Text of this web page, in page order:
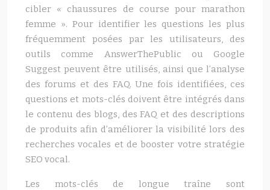
cibler « chaussures de course pour marathon
femme ». Pour identifier les questions les plus
fréquemment posées par les utilisateurs, des
outils comme AnswerThePublic ou Google
Suggest peuvent être utilisés, ainsi que l’analyse
des forums et des FAQ. Une fois identifiées, ces
questions et mots-clés doivent être intégrés dans
le contenu des blogs, des FAQ et des descriptions
de produits afin d’améliorer la visibilité lors des
recherches vocales et de booster votre stratégie
SEO vocal.
Les mots-clés de longue traîne sont